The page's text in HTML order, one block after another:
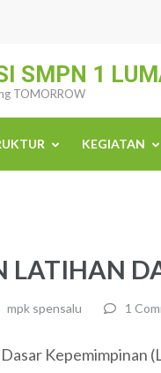
SMPN 1
TOMORROW
KEGIATAN
LATIHAN
mpk spensalu 1
Kepemimpinan